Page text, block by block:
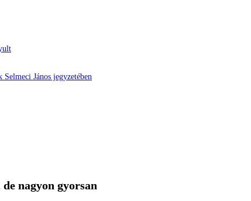
János jegyzetében
nagyon gyorsan